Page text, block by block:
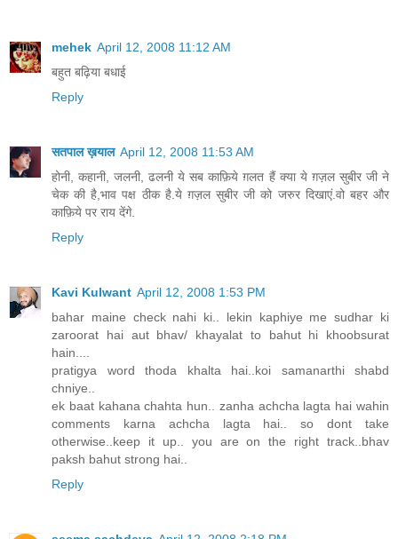
mehek April 12, 2008 11:12 AM
बहुत बढ़िया बधाई
Reply
सतपाल ख़याल April 12, 2008 11:53 AM
होनी, कहानी, जलनी, ढलनी ये सब काफ़िये ग़लत हैं क्या ये ग़ज़ल सुबीर जी ने
चेक की है,भाव पक्ष ठीक है.ये ग़ज़ल सुबीर जी को जरुर दिखाएं.वो बहर और
काफ़िये पर राय देंगे.
Reply
Kavi Kulwant April 12, 2008 1:53 PM
bahar maine check nahi ki.. lekin kaphiye me sudhar ki
zaroorat hai aut bhav/ khayalat to bahut hi khoobsurat
hain....
pratigya word thoda khalta hai..koi samanarthi shabd
chniye..
ek baat kahana chahta hun.. zanha achcha lagta hai wahin
comments karna achcha lagta hai.. so dont take
otherwise..keep it up.. you are on the right track..bhav
paksh bahut strong hai..
Reply